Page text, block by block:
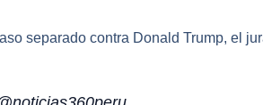
separado contra Donald Trump, el